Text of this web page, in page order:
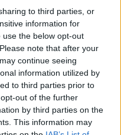
to third parties, or
information for
the below opt-out
note that after your
continue seeing
information utilized by
to third parties prior to
out of the further
by third parties on the
This information may
deschise de FIFA: